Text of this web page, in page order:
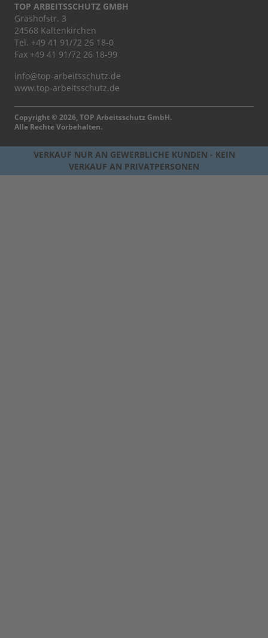
TOP ARBEITSSCHUTZ GMBH
Grashofstr. 3
24568 Kaltenkirchen
Tel. +49 41 91/72 26 18-0
Fax +49 41 91/72 26 18-99
info@top-arbeitsschutz.de
www.top-arbeitsschutz.de
Copyright © 2026, TOP Arbeitsschutz GmbH.
Alle Rechte Vorbehalten.
VERKAUF NUR AN GEWERBLICHE KUNDEN - KEIN
VERKAUF AN PRIVATPERSONEN